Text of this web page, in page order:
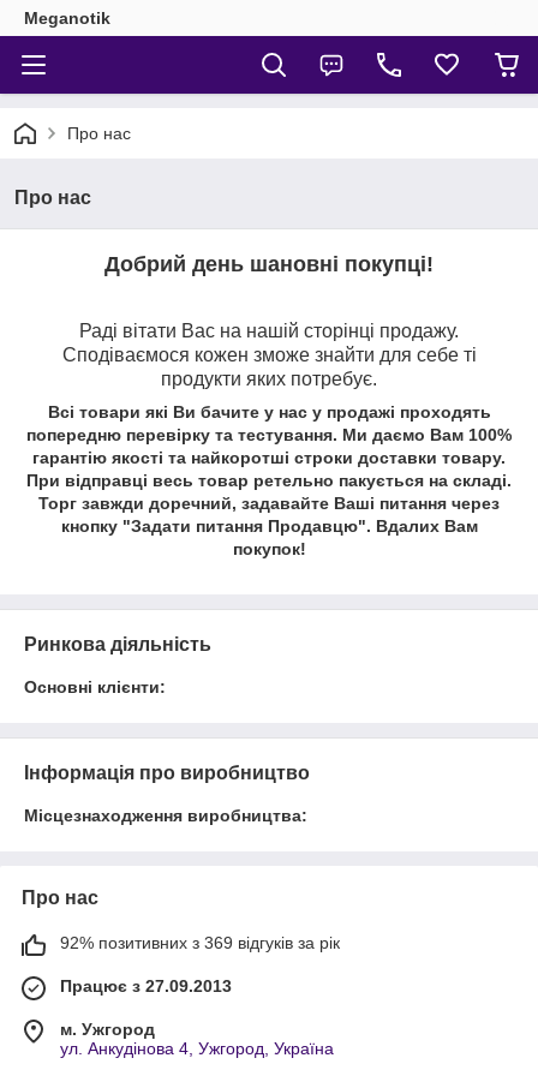
Meganotik
Про нас
Про нас
Добрий день шановні покупці!
Раді вітати Вас на нашій сторінці продажу.
Сподіваємося кожен зможе знайти для себе ті
продукти яких потребує.
Всі товари які Ви бачите у нас у продажі проходять
попередню перевірку та тестування. Ми даємо Вам 100%
гарантію якості та найкоротші строки доставки товару.
При відправці весь товар ретельно пакується на складі.
Торг завжди доречний, задавайте Ваші питання через
кнопку "Задати питання Продавцю". Вдалих Вам
покупок!
Ринкова діяльність
Основні клієнти:
Інформація про виробництво
Місцезнаходження виробництва:
Про нас
92% позитивних з 369 відгуків за рік
Працює з 27.09.2013
м. Ужгород
ул. Анкудінова 4, Ужгород, Україна